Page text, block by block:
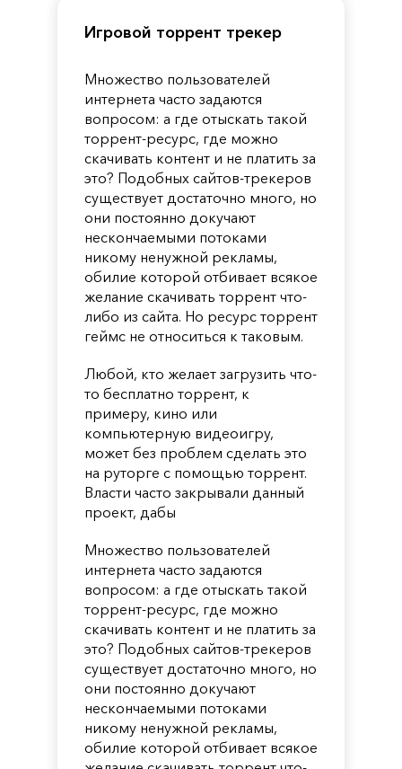
Игровой торрент трекер
Множество пользователей
интернета часто задаются
вопросом: а где отыскать такой
торрент-ресурс, где можно
скачивать контент и не платить за
это? Подобных сайтов-трекеров
существует достаточно много, но
они постоянно докучают
нескончаемыми потоками
никому ненужной рекламы,
обилие которой отбивает всякое
желание скачивать торрент что-
либо из сайта. Но ресурс торрент
геймс не относиться к таковым.
Любой, кто желает загрузить что-
то бесплатно торрент, к
примеру, кино или
компьютерную видеоигру,
может без проблем сделать это
на руторге с помощью торрент.
Власти часто закрывали данный
проект, дабы
Множество пользователей
интернета часто задаются
вопросом: а где отыскать такой
торрент-ресурс, где можно
скачивать контент и не платить за
это? Подобных сайтов-трекеров
существует достаточно много, но
они постоянно докучают
нескончаемыми потоками
никому ненужной рекламы,
обилие которой отбивает всякое